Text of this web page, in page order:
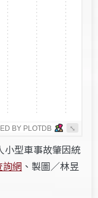
小型車事故肇因統
網 、製圖／林昱